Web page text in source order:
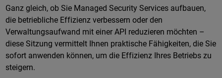
Ganz gleich, ob Sie Managed Security Services aufbauen,
die betriebliche Effizienz verbessern oder den
Verwaltungsaufwand mit einer API reduzieren möchten –
diese Sitzung vermittelt Ihnen praktische Fähigkeiten, die Sie
sofort anwenden können, um die Effizienz Ihres Betriebs zu
steigern.